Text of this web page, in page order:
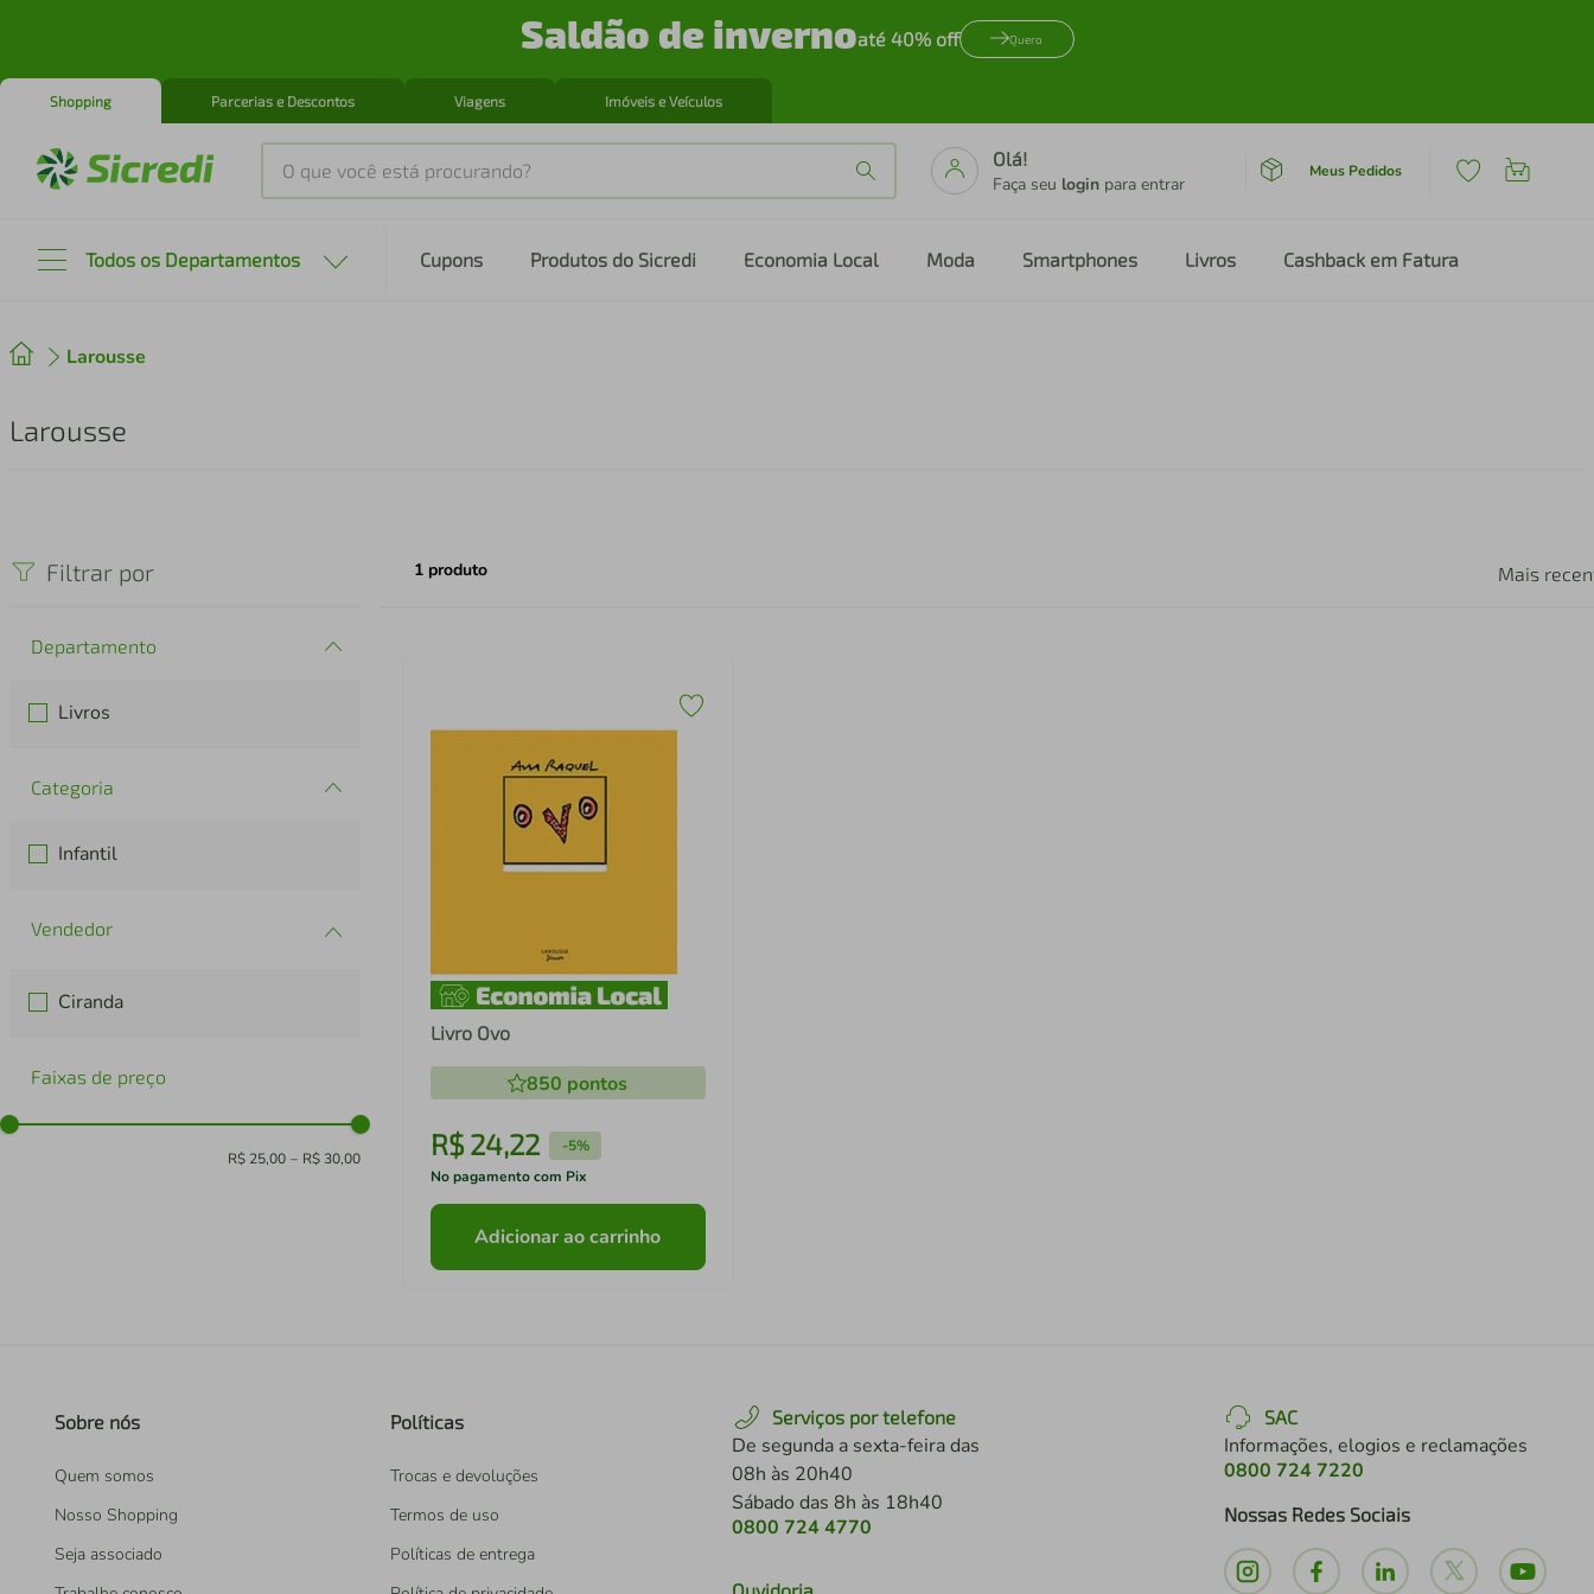
Saldão de invernoaté 40% off Quero
Shopping Parcerias e Descontos Viagens Imóveis e Veículos
O que você está procurando?
Olá!
Faça seu login para entrar
Meus Pedidos
Todos os Departamentos Cupons Produtos do Sicredi Economia Local Moda Smartphones Livros Cashback em Fatura
Larousse
Larousse
Filtrar por
Departamento
Livros
Categoria
Infantil
Ciranda
Faixas de preço
R$ 25,00 – R$ 30,00
1 produto Mais
Livro Ovo
850 pontos
R$ 24,22 -5%
No pagamento com Pix
Adicionar ao carrinho
Sobre nós
Quem somos
Nosso Shopping
Seja associado
Políticas
Trocas e devoluções
Termos de uso
Políticas de entrega
Serviços por telefone
De segunda a sexta-feira das
08h às 20h40
Sábado das 8h às 18h40
0800 724 4770
SAC
Informações, elogios e reclamações
0800 724 7220
Nossas Redes Sociais